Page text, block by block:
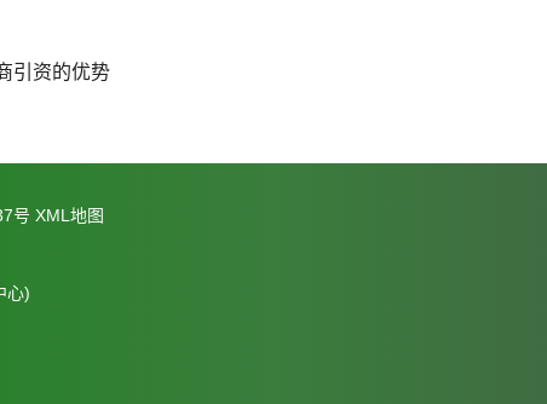
引资的优势
号 XML地图
心)